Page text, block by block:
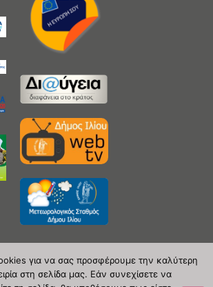
Copyright 2020 © Δήμος Ιλίου
για να σας προσφέρουμε την καλύτερη
στη σελίδα μας. Εάν συνεχίσετε να